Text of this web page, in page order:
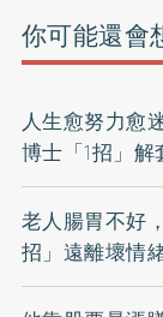
你可能還會
人生愈努力愈
博士「1招」解
老人腸胃不好
招」遠離壞情